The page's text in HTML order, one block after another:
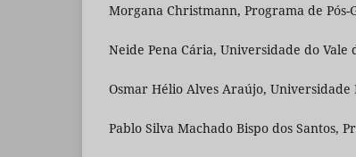
Morgana Christmann, Programa de
Neide Pena Cária, Universidade do Vale
Osmar Hélio Alves Araújo, Universidade
Pablo Silva Machado Bispo dos Santos,